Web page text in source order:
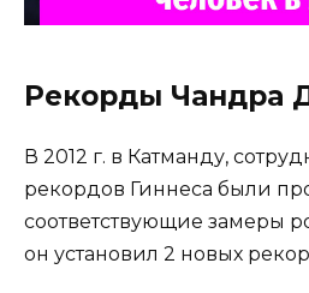
Рекорды Чандра
В 2012 г. в Катманду,
рекордов Гиннеса были
соответствующие замеры
он установил 2 новых